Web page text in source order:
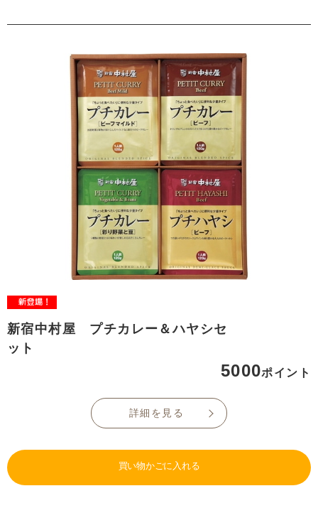
新宿中村屋 プチカレー＆ハヤシセ
ット
5000ポイント
詳細を見る
買い物かごに入れる